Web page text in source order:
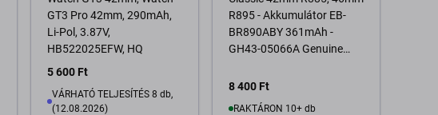
GT3 Pro 42mm, 290mAh,
Li-Pol, 3.87V,
HB522025EFW, HQ
5 600 Ft
VÁRHATÓ TELJESÍTÉS 8 db,
(12.08.2026)
R895 - Akkumulátor EB-
BR890ABY 361mAh -
GH43-05066A Genuine
8 400 Ft
RAKTÁRON 10+ db